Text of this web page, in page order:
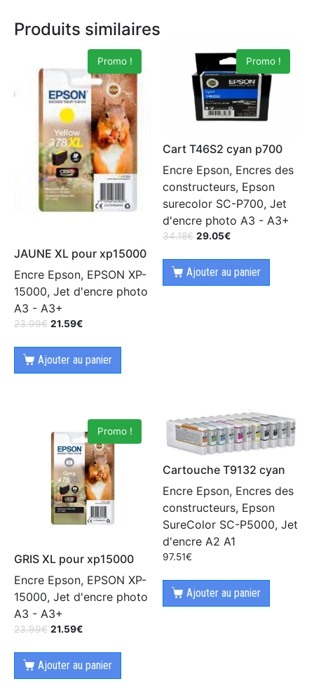
Produits similaires
Promo !
JAUNE XL pour xp15000
Encre Epson, EPSON XP-
15000, Jet d'encre photo
A3 - A3+
23.99€ 21.59€
Ajouter au panier
Promo !
Cart T46S2 cyan p700
Encre Epson, Encres des
constructeurs, Epson
surecolor SC-P700, Jet
d'encre photo A3 - A3+
34.18€ 29.05€
Ajouter au panier
Promo !
GRIS XL pour xp15000
Encre Epson, EPSON XP-
15000, Jet d'encre photo
A3 - A3+
23.99€ 21.59€
Ajouter au panier
Cartouche T9132 cyan
Encre Epson, Encres des
constructeurs, Epson
SureColor SC-P5000, Jet
d'encre A2 A1
97.51€
Ajouter au panier